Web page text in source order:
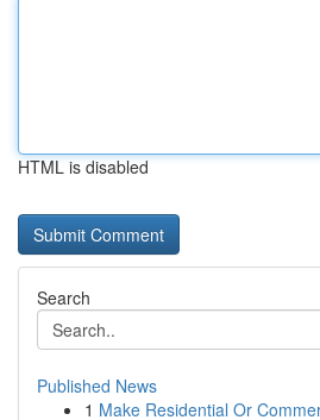
HTML is disabled
Search
Published News
1 Make Residential Or